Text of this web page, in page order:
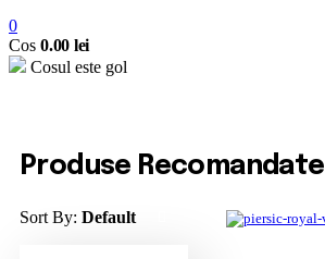
0
Cos 0.00 lei
Cosul este gol
Produse Recomandate
Sort By: Default